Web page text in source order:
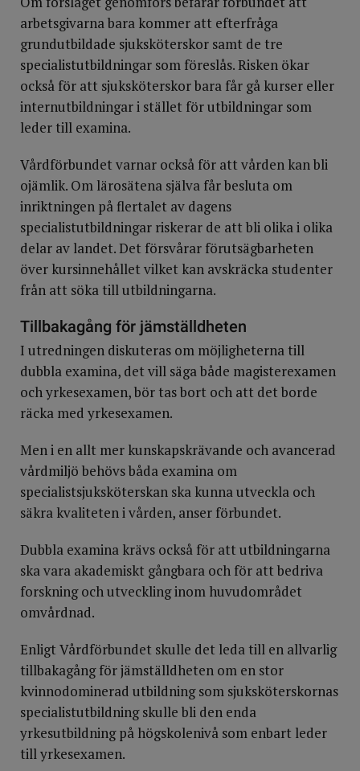
arbetsgivarna bara kommer att efterfråga
grundutbildade sjuksköterskor samt de tre
specialistutbildningar som föreslås. Risken ökar
också för att sjuksköterskor bara får gå kurser eller
internutbildningar i stället för utbildningar som
leder till examina.
Vårdförbundet varnar också för att vården kan bli
ojämlik. Om lärosätena själva får besluta om
inriktningen på flertalet av dagens
specialistutbildningar riskerar de att bli olika i olika
delar av landet. Det försvårar förutsägbarheten
över kursinnehållet vilket kan avskräcka studenter
från att söka till utbildningarna.
Tillbakagång för jämställdheten
I utredningen diskuteras om möjligheterna till
dubbla examina, det vill säga både magisterexamen
och yrkesexamen, bör tas bort och att det borde
räcka med yrkesexamen.
Men i en allt mer kunskapskrävande och avancerad
vårdmiljö behövs båda examina om
specialistsjuksköterskan ska kunna utveckla och
säkra kvaliteten i vården, anser förbundet.
Dubbla examina krävs också för att utbildningarna
ska vara akademiskt gångbara och för att bedriva
forskning och utveckling inom huvudområdet
omvårdnad.
Enligt Vårdförbundet skulle det leda till en allvarlig
tillbakagång för jämställdheten om en stor
kvinnodominerad utbildning som sjuksköterskornas
specialistutbildning skulle bli den enda
yrkesutbildning på högskolenivå som enbart leder
till yrkesexamen.